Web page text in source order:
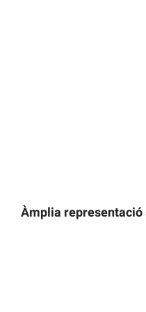
Àmplia representació